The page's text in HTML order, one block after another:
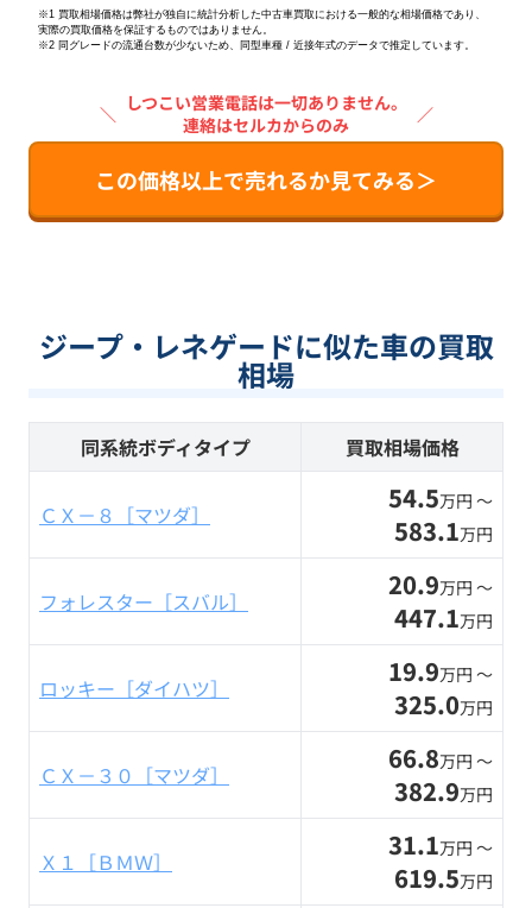
※1 買取相場価格は弊社が独自に統計分析した中古車買取における一般的な相場価格であり、
実際の買取価格を保証するものではありません。
※2 同グレードの流通台数が少ないため、同型車種 / 近接年式のデータで推定しています。
＼
しつこい営業電話は一切ありません。
連絡はセルカからのみ
／
この価格以上で売れるか見てみる＞
ジープ・レネゲードに似た車の買取
相場
同系統ボディタイプ 買取相場価格
ＣＸ－８［マツダ］ 54.5万円 〜
583.1万円
フォレスター［スバル］ 20.9万円 〜
447.1万円
ロッキー［ダイハツ］ 19.9万円 〜
325.0万円
ＣＸ－３０［マツダ］ 66.8万円 〜
382.9万円
Ｘ１［ＢＭＷ］ 31.1万円 〜
619.5万円